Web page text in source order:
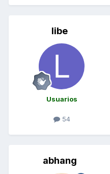
libe
Usuarios
54
abhang